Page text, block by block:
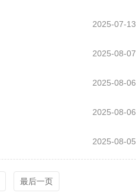
2025-07-13
2025-08-07
2025-08-06
2025-08-06
2025-08-05
最后一页